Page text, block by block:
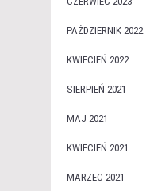
PAŹDZIERNIK 2022
KWIECIEŃ 2022
SIERPIEŃ 2021
MAJ 2021
KWIECIEŃ 2021
MARZEC 2021